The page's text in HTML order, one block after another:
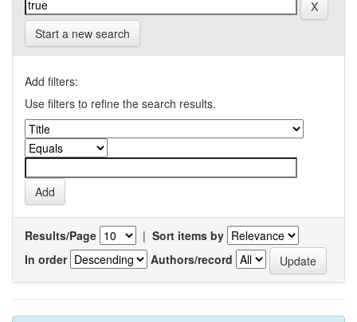
Start a new search
Add filters:
Use filters to refine the search results.
Results/Page | Sort items by
In order
Authors/record